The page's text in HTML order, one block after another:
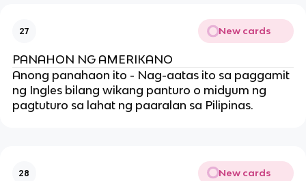
27 New cards
PANAHON NG AMERIKANO
Anong panahaon ito - Nag-aatas ito sa paggamit
ng Ingles bilang wikang panturo o midyum ng
pagtuturo sa lahat ng paaralan sa Pilipinas.
28 New cards